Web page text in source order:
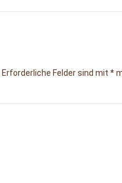
Erforderliche Felder sind mit *